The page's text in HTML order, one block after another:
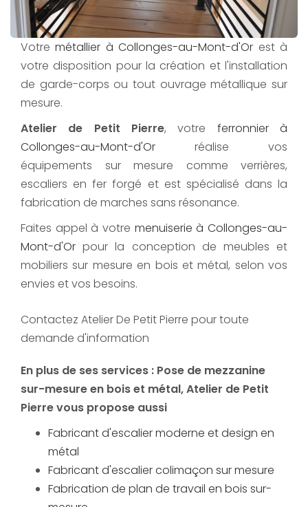
Votremétallier à Collonges-au-Mont-d'Or est à
votre disposition pour la création et l'installation
de garde-corps ou tout ouvrage métallique sur
mesure.
Atelier de Petit Pierre, votre ferronnier à
Collonges-au-Mont-d'Or réalise vos
équipements sur mesure comme verrières,
escaliers en fer forgé et est spécialisé dans la
fabrication de marches sans résonance.
Faites appel à votre menuiserie à Collonges-au-
Mont-d'Or pour la conception de meubles et
mobiliers sur mesure en bois et métal, selon vos
envies et vos besoins.
Contactez Atelier De Petit Pierre pour toute
demande d'information
En plus de ses services : Pose de mezzanine
sur-mesure en bois et métal, Atelier de Petit
Pierre vous propose aussi
Fabricant d'escalier moderne et design en
métal
Fabricant d'escalier colimaçon sur mesure
Fabrication de plan de travail en bois sur-